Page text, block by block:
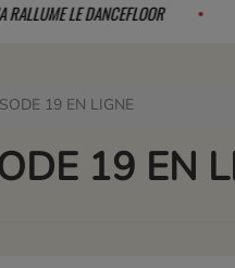
RALLUME LE DANCEFLOOR
19 EN LIGNE
19 EN